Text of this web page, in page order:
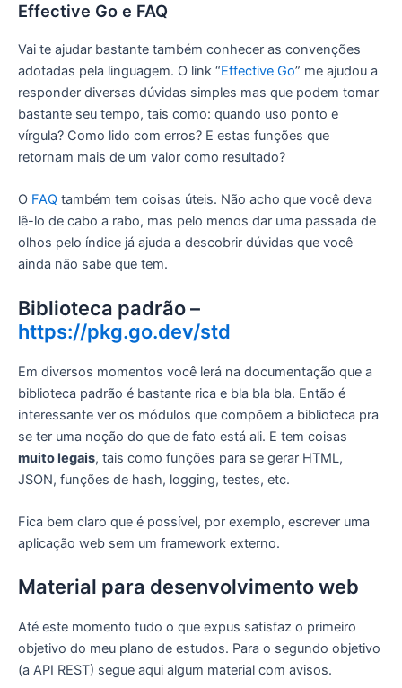
Effective Go e FAQ
Vai te ajudar bastante também conhecer as convenções
adotadas pela linguagem. O link “Effective Go” me ajudou a
responder diversas dúvidas simples mas que podem tomar
bastante seu tempo, tais como: quando uso ponto e
vírgula? Como lido com erros? E estas funções que
retornam mais de um valor como resultado?
O FAQ também tem coisas úteis. Não acho que você deva
lê-lo de cabo a rabo, mas pelo menos dar uma passada de
olhos pelo índice já ajuda a descobrir dúvidas que você
ainda não sabe que tem.
Biblioteca padrão –
https://pkg.go.dev/std
Em diversos momentos você lerá na documentação que a
biblioteca padrão é bastante rica e bla bla bla. Então é
interessante ver os módulos que compõem a biblioteca pra
se ter uma noção do que de fato está ali. E tem coisas
muito legais, tais como funções para se gerar HTML,
JSON, funções de hash, logging, testes, etc.
Fica bem claro que é possível, por exemplo, escrever uma
aplicação web sem um framework externo.
Material para desenvolvimento web
Até este momento tudo o que expus satisfaz o primeiro
objetivo do meu plano de estudos. Para o segundo objetivo
(a API REST) segue aqui algum material com avisos.